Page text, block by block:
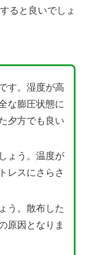
ると良いでしょ
す。湿度が高
な膨圧状態に
夕方でも良い
ょう。温度が
レスにさらさ
う。散布した
原因となりま